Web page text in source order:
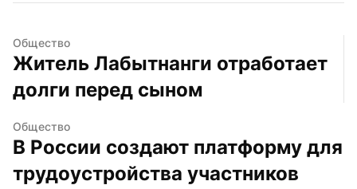
Общество
Житель Лабытнанги отработает
долги перед сыном
Общество
В России создают платформу для
трудоустройства участников